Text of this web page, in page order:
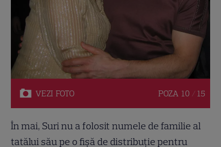
VEZI FOTO POZA 10 / 15
În mai, Suri nu a folosit numele de familie al
tatălui său pe o fișă de distribuție pentru